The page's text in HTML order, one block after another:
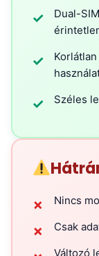
✓
Dual-
✓
✓ Széles
✗ Nincs
✗ Csak
Változó